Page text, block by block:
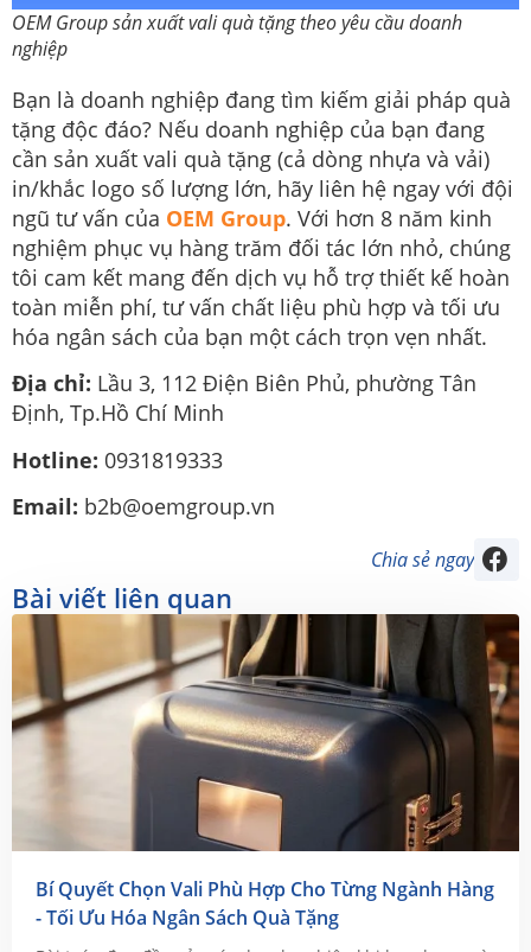
OEM Group sản xuất vali quà tặng theo yêu cầu doanh
nghiệp
Bạn là doanh nghiệp đang tìm kiếm giải pháp quà
tặng độc đáo? Nếu doanh nghiệp của bạn đang
cần sản xuất vali quà tặng (cả dòng nhựa và vải)
in/khắc logo số lượng lớn, hãy liên hệ ngay với đội
ngũ tư vấn của OEM Group. Với hơn 8 năm kinh
nghiệm phục vụ hàng trăm đối tác lớn nhỏ, chúng
tôi cam kết mang đến dịch vụ hỗ trợ thiết kế hoàn
toàn miễn phí, tư vấn chất liệu phù hợp và tối ưu
hóa ngân sách của bạn một cách trọn vẹn nhất.
Địa chỉ: Lầu 3, 112 Điện Biên Phủ, phường Tân
Định, Tp.Hồ Chí Minh
Hotline: 0931819333
Email: b2b@oemgroup.vn
Chia sẻ ngay
Bài viết liên quan
Bí Quyết Chọn Vali Phù Hợp Cho Từng Ngành Hàng
- Tối Ưu Hóa Ngân Sách Quà Tặng